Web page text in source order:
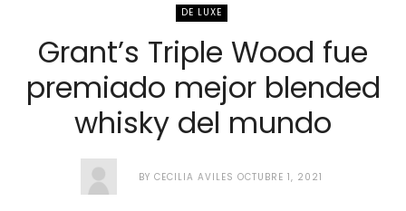
DE LUXE
Grant’s Triple Wood fue
premiado mejor blended
whisky del mundo
BY CECILIA AVILES OCTUBRE 1, 2021